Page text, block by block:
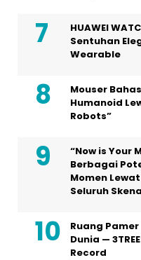
HUAWEI
Sentuhan
Wearable
Mouser
Humanoid
Robots”
“Now is Your
Berbagai
Momen
Seluruh
Ruang
Dunia —
Record